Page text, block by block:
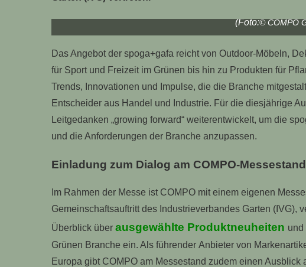
(Foto:© COMPO
Das Angebot der spoga+gafa reicht von Outdoor‑Möbeln,
für Sport und Freizeit im Grünen bis hin zu Produkten für
Trends, Innovationen und Impulse, die die Branche
Entscheider aus Handel und Industrie. Für die diesjährige
Leitgedanken „growing forward“ weiterentwickelt, um die
und die Anforderungen der Branche anzupassen.
Einladung zum Dialog am COMPO‑Messestand
Im Rahmen der Messe ist COMPO mit einem eigenen
Gemeinschaftsauftritt des Industrieverbandes Garten (IVG),
Überblick über ausgewählte Produktneuheiten und
Grünen Branche ein. Als führender Anbieter von
Europa gibt COMPO am Messestand zudem einen